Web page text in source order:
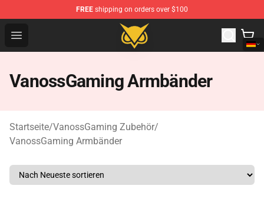
FREE shipping on orders over $100
Open menu
Vanossgaming Store - Official Vanossgaming
VanossGaming Armbänder
Startseite/VanossGaming Zubehör/
VanossGaming Armbänder